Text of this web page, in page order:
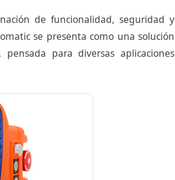
de funcionalidad, seguridad y
se presenta como una solución
para diversas aplicaciones